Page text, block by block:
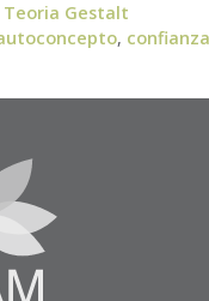
Teoria Gestalt
, confianza